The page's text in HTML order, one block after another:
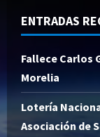
ENTRADAS
Fallece Carlos
Morelia
Lotería
Asociación de